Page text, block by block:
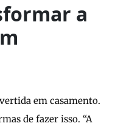
a
em casamento.
de fazer isso. “A